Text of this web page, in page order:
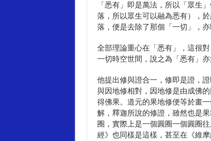
「悉有」即是萬法，所以「眾生
落，所以眾生可以融為悉有），
落，便是去除了那個「一切」，亦
全部理論重心在「悉有」，這很
一切時空世間，說之為「悉有」
他提出修與證合一，修即是證，
與因地修相對，因地修是由成佛
得佛果。道元的果地修便等於畫
解，釋迦所說的修證，雖然也是
圈，實際上是一個圓圈一個圓圈
經》也同樣是這樣，甚至在《維